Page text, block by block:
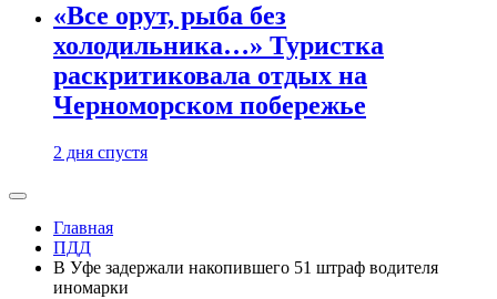
«Все орут, рыба без
холодильника…» Туристка
раскритиковала отдых на
Черноморском побережье
2 дня спустя
Главная
ПДД
В Уфе задержали накопившего 51 штраф водителя
иномарки